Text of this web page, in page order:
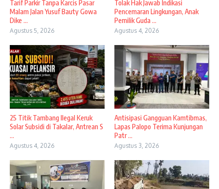
Tarif Parkir Tanpa Karcis Pasar
Malam Jalan Yusuf Bauty Gowa
Dike ...
Agustus 5, 2026
Tolak Hak Jawab Indikasi
Pencemaran Lingkungan, Anak
Pemilik Guda ...
Agustus 4, 2026
25 Titik Tambang Ilegal Keruk
Solar Subsidi di Takalar, Antrean S
...
Agustus 4, 2026
Antisipasi Gangguan Kamtibmas,
Lapas Palopo Terima Kunjungan
Patr ...
Agustus 3, 2026